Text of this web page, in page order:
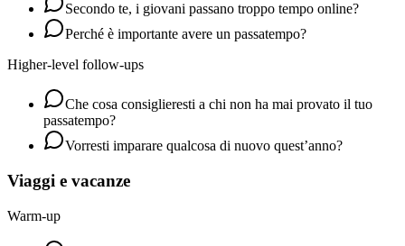
Secondo te, i giovani passano troppo tempo online?
Perché è importante avere un passatempo?
Higher-level follow-ups
Che cosa consiglieresti a chi non ha mai provato il tuo
passatempo?
Vorresti imparare qualcosa di nuovo quest’anno?
Viaggi e vacanze
Warm-up